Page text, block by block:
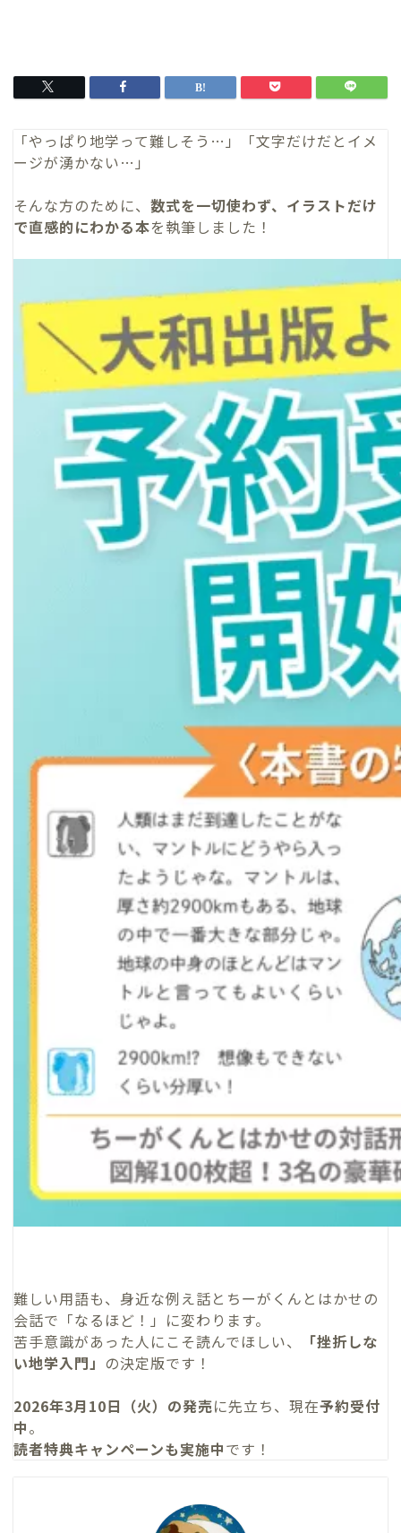
「やっぱり地学って難しそう…」「文字だけだとイメ
ージが湧かない…」
そんな方のために、 数式を一切使わず、イラストだけ
で直感的にわかる本を執筆しました！
難しい用語も、身近な例え話とちーがくんとはかせの
会話で「なるほど！」に変わります。
苦手意識があった人にこそ読んでほしい、
「挫折しな
い地学入門」 の決定版です！
2026年3月10日（火）の発売に先立ち、現在予約受付
中。
読者特典キャンペーンも実施中です！